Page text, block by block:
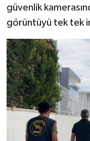
güvenlik
görüntüyü tek tek